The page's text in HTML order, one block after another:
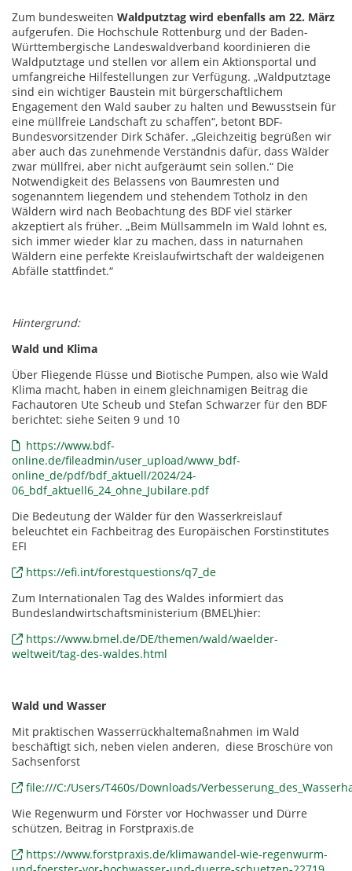
Zum bundesweiten Waldputztag wird ebenfalls am 22. März
aufgerufen. Die Hochschule Rottenburg und der Baden-
Württembergische Landeswaldverband koordinieren die
Waldputztage und stellen vor allem ein Aktionsportal und
umfangreiche Hilfestellungen zur Verfügung. „Waldputztage
sind ein wichtiger Baustein mit bürgerschaftlichem
Engagement den Wald sauber zu halten und Bewusstsein für
eine müllfreie Landschaft zu schaffen“, betont BDF-
Bundesvorsitzender Dirk Schäfer. „Gleichzeitig begrüßen wir
aber auch das zunehmende Verständnis dafür, dass Wälder
zwar müllfrei, aber nicht aufgeräumt sein sollen.“ Die
Notwendigkeit des Belassens von Baumresten und
sogenanntem liegendem und stehendem Totholz in den
Wäldern wird nach Beobachtung des BDF viel stärker
akzeptiert als früher. „Beim Müllsammeln im Wald lohnt es,
sich immer wieder klar zu machen, dass in naturnahen
Wäldern eine perfekte Kreislaufwirtschaft der waldeigenen
Abfälle stattfindet.“
Hintergrund:
Wald und Klima
Über Fliegende Flüsse und Biotische Pumpen, also wie Wald
Klima macht, haben in einem gleichnamigen Beitrag die
Fachautoren Ute Scheub und Stefan Schwarzer für den BDF
berichtet: siehe Seiten 9 und 10
https://www.bdf-
online.de/fileadmin/user_upload/www_bdf-
online_de/pdf/bdf_aktuell/2024/24-
06_bdf_aktuell6_24_ohne_Jubilare.pdf
Die Bedeutung der Wälder für den Wasserkreislauf
beleuchtet ein Fachbeitrag des Europäischen Forstinstitutes
EFI
https://efi.int/forestquestions/q7_de
Zum Internationalen Tag des Waldes informiert das
Bundeslandwirtschaftsministerium (BMEL)hier:
https://www.bmel.de/DE/themen/wald/waelder-
weltweit/tag-des-waldes.html
Wald und Wasser
Mit praktischen Wasserrückhaltemaßnahmen im Wald
beschäftigt sich, neben vielen anderen, diese Broschüre von
Sachsenforst
file:///C:/Users/T460s/Downloads/
Wie Regenwurm und Förster vor Hochwasser und Dürre
schützen, Beitrag in Forstpraxis.de
https://www.forstpraxis.de/klimawandel-wie-regenwurm-